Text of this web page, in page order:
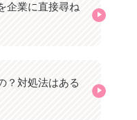
企業に直接尋ね
？対処法はある